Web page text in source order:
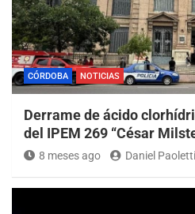
CÓRDOBA NOTICIAS
Derrame de ácido
del IPEM 269 “César
8 meses ago Daniel Paoletti